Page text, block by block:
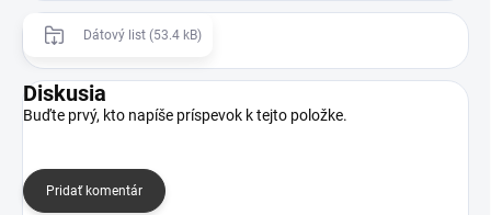
Dátový list (53.4 kB)
Diskusia
Buďte prvý, kto napíše príspevok k tejto položke.
Pridať komentár